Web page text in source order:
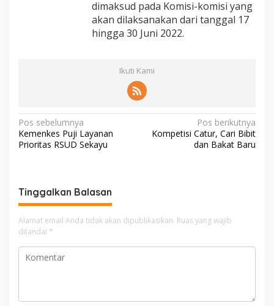
dimaksud pada Komisi-komisi yang
akan dilaksanakan dari tanggal 17
hingga 30 Juni 2022.
Ikuti Kami
N
a
g
a
s
i
p
s
Pos sebelumnya
Kemenkes Puji Layanan
Prioritas RSUD Sekayu
Pos berikutnya
Kompetisi Catur, Cari Bibit
dan Bakat Baru
Tinggalkan Balasan
Alamat email Anda tidak akan dipublikasikan. Ruas yang wajib
ditandai *